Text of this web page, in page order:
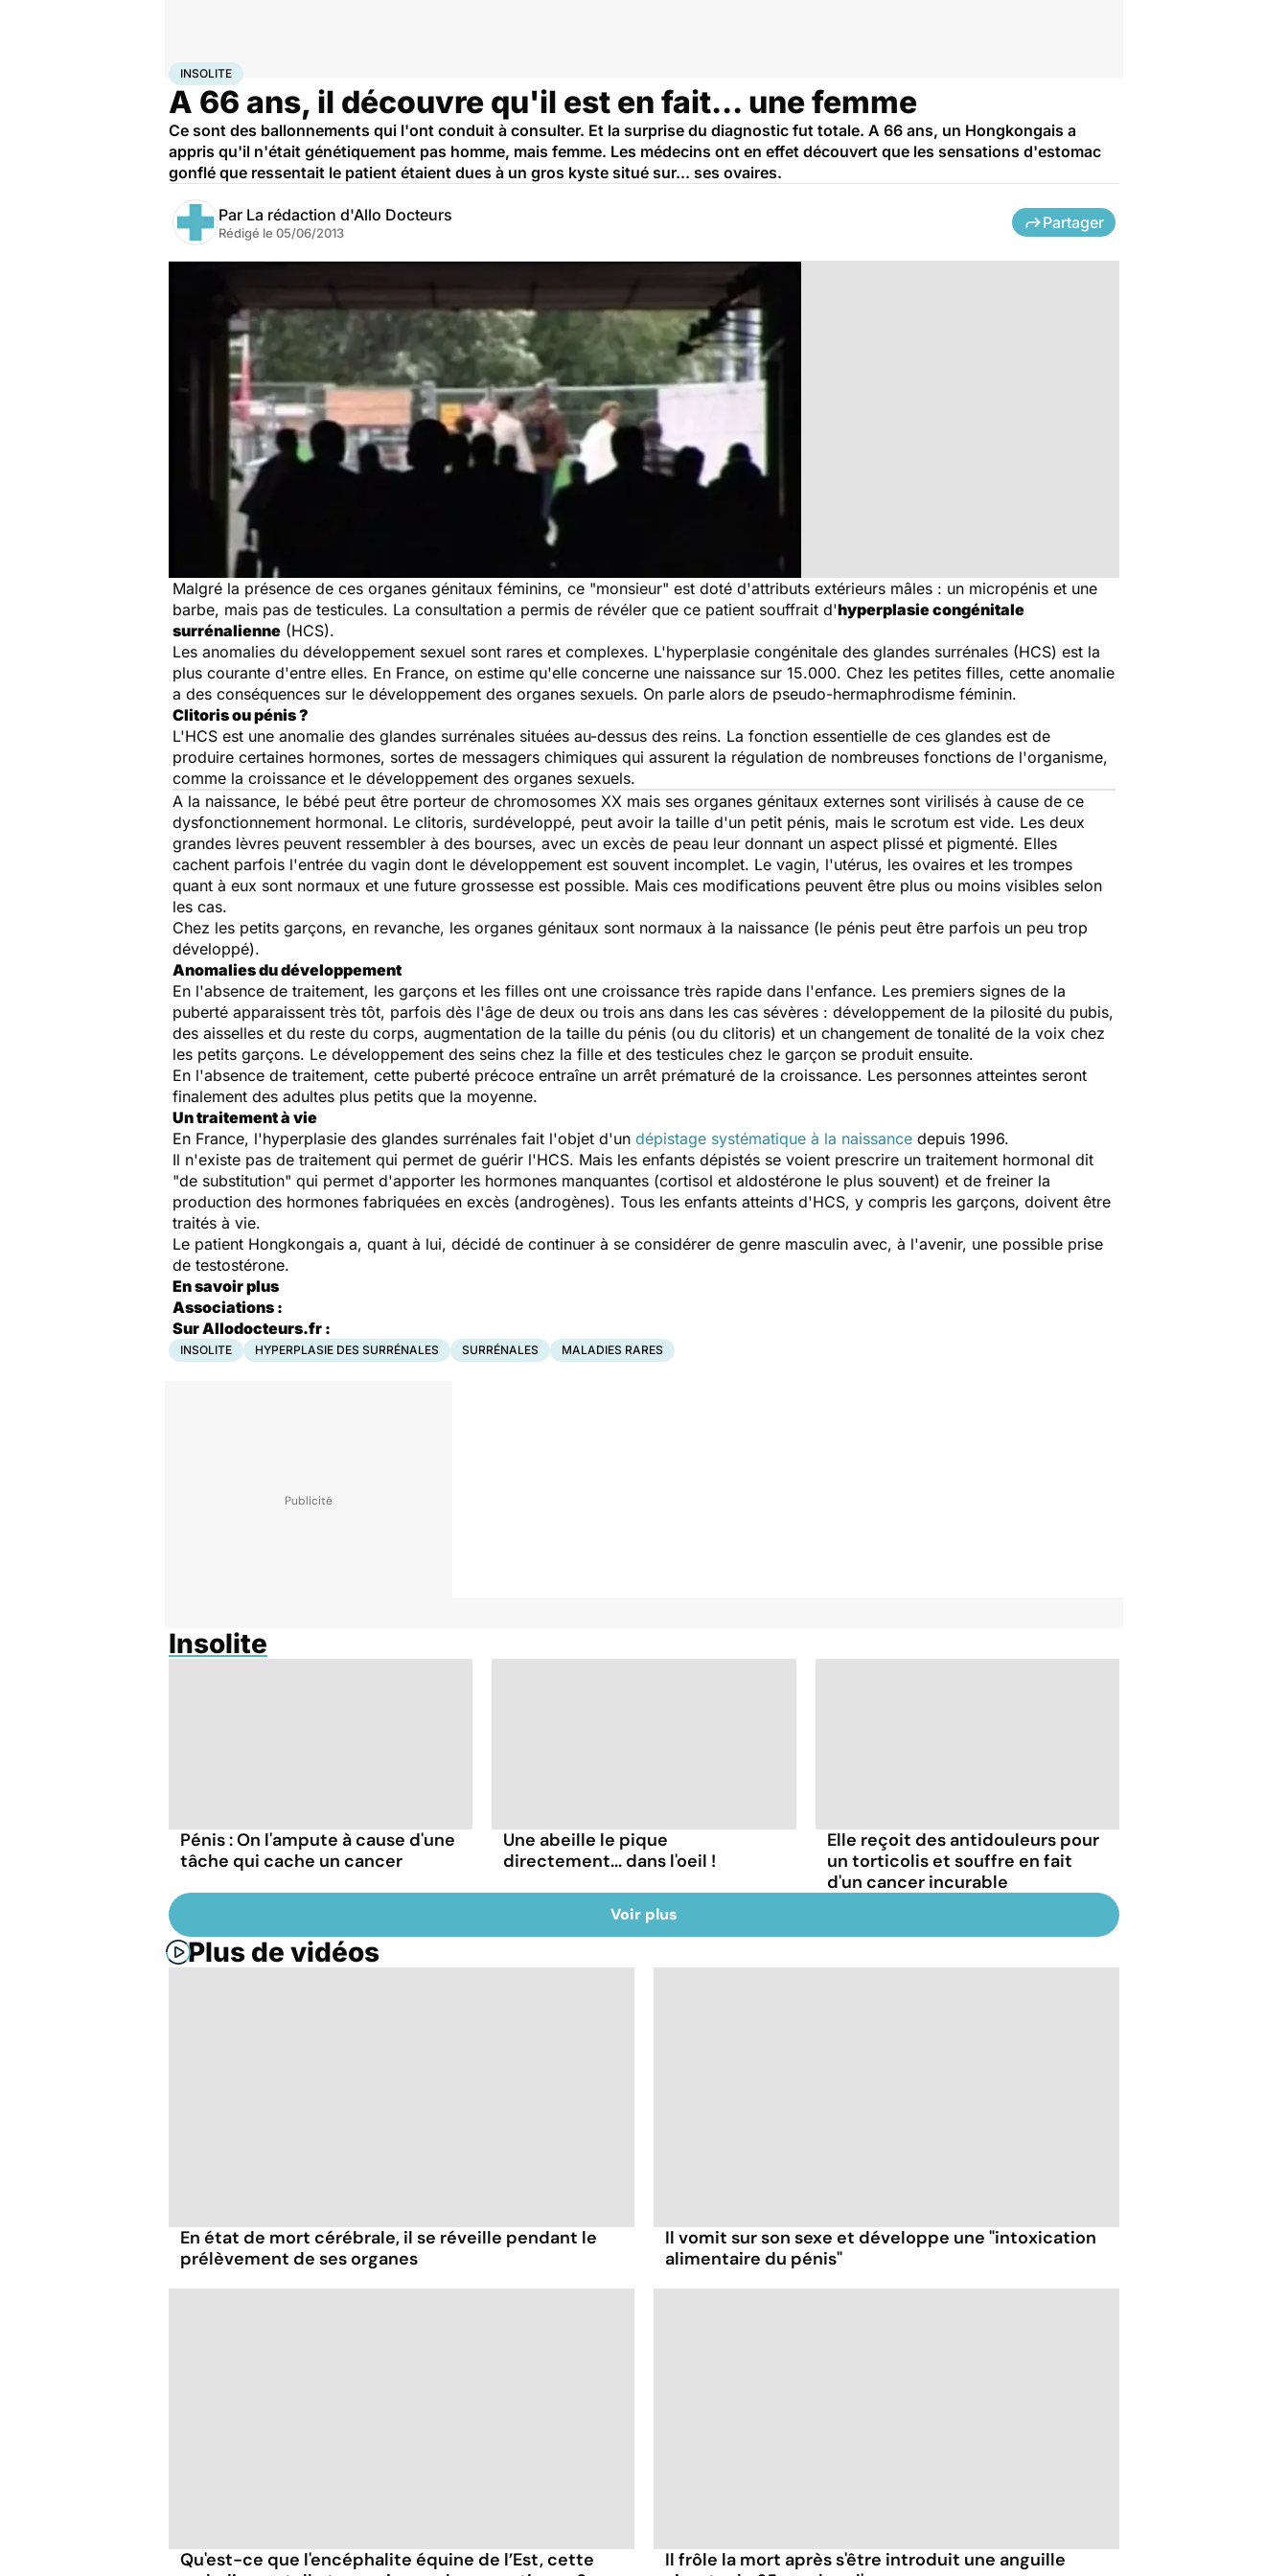
AccueilSantéMaladies
INSOLITE
A 66 ans, il découvre qu'il est en fait... une femme
Ce sont des ballonnements qui l'ont conduit à consulter. Et la surprise du diagnostic fut totale. A 66 ans, un Hongkongais a
appris qu'il n'était génétiquement pas homme, mais femme. Les médecins ont en effet découvert que les sensations d'estomac
gonflé que ressentait le patient étaient dues à un gros kyste situé sur... ses ovaires.
Par La rédaction d'Allo Docteurs
Rédigé le 05/06/2013
Partager
Malgré la présence de ces organes génitaux féminins, ce "monsieur" est doté d'attributs extérieurs mâles : un micropénis et une
barbe, mais pas de testicules. La consultation a permis de révéler que ce patient souffrait d'hyperplasie congénitale
surrénalienne (HCS).
Les anomalies du développement sexuel sont rares et complexes. L'hyperplasie congénitale des glandes surrénales (HCS) est la
plus courante d'entre elles. En France, on estime qu'elle concerne une naissance sur 15.000. Chez les petites filles, cette anomalie
a des conséquences sur le développement des organes sexuels. On parle alors de pseudo-hermaphrodisme féminin.
Clitoris ou pénis ?
L'HCS est une anomalie des glandes surrénales situées au-dessus des reins. La fonction essentielle de ces glandes est de
produire certaines hormones, sortes de messagers chimiques qui assurent la régulation de nombreuses fonctions de l'organisme,
comme la croissance et le développement des organes sexuels.
A la naissance, le bébé peut être porteur de chromosomes XX mais ses organes génitaux externes sont virilisés à cause de ce
dysfonctionnement hormonal. Le clitoris, surdéveloppé, peut avoir la taille d'un petit pénis, mais le scrotum est vide. Les deux
grandes lèvres peuvent ressembler à des bourses, avec un excès de peau leur donnant un aspect plissé et pigmenté. Elles
cachent parfois l'entrée du vagin dont le développement est souvent incomplet. Le vagin, l'utérus, les ovaires et les trompes
quant à eux sont normaux et une future grossesse est possible. Mais ces modifications peuvent être plus ou moins visibles selon
les cas.
Chez les petits garçons, en revanche, les organes génitaux sont normaux à la naissance (le pénis peut être parfois un peu trop
développé).
Anomalies du développement
En l'absence de traitement, les garçons et les filles ont une croissance très rapide dans l'enfance. Les premiers signes de la
puberté apparaissent très tôt, parfois dès l'âge de deux ou trois ans dans les cas sévères : développement de la pilosité du pubis,
des aisselles et du reste du corps, augmentation de la taille du pénis (ou du clitoris) et un changement de tonalité de la voix chez
les petits garçons. Le développement des seins chez la fille et des testicules chez le garçon se produit ensuite.
En l'absence de traitement, cette puberté précoce entraîne un arrêt prématuré de la croissance. Les personnes atteintes seront
finalement des adultes plus petits que la moyenne.
Un traitement à vie
En France, l'hyperplasie des glandes surrénales fait l'objet d'un dépistage systématique à la naissance depuis 1996.
Il n'existe pas de traitement qui permet de guérir l'HCS. Mais les enfants dépistés se voient prescrire un traitement hormonal dit
"de substitution" qui permet d'apporter les hormones manquantes (cortisol et aldostérone le plus souvent) et de freiner la
production des hormones fabriquées en excès (androgènes). Tous les enfants atteints d'HCS, y compris les garçons, doivent être
traités à vie.
Le patient Hongkongais a, quant à lui, décidé de continuer à se considérer de genre masculin avec, à l'avenir, une possible prise
de testostérone.
En savoir plus
Associations :
Sur Allodocteurs.fr :
INSOLITE HYPERPLASIE DES SURRÉNALES SURRÉNALES MALADIES RARES
Insolite
Pénis : On l'ampute à cause d'une
tâche qui cache un cancer
Une abeille le pique
directement... dans l'oeil !
Elle reçoit des antidouleurs pour
un torticolis et souffre en fait
d'un cancer incurable
Voir plus
Plus de vidéos
En état de mort cérébrale, il se réveille pendant le
prélèvement de ses organes
Il vomit sur son sexe et développe une "intoxication
alimentaire du pénis"
Qu'est-ce que l'encéphalite équine de l’Est, cette
Il frôle la mort après s'être introduit une anguille